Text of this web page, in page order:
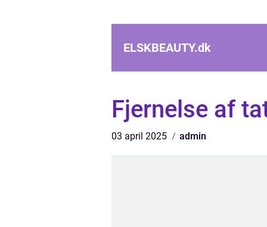
ELSKBEAUTY.dk
Fjernelse af
03 april 2025 admin